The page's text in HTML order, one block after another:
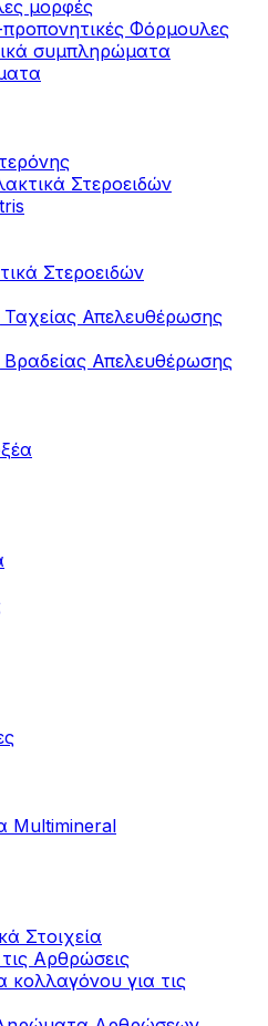
μορφές
Φόρμουλες
συμπληρώματα
Στεροειδών
Στεροειδών
Απελευθέρωσης
Απελευθέρωσης
Multimineral
Στοιχεία
Αρθρώσεις
για τις